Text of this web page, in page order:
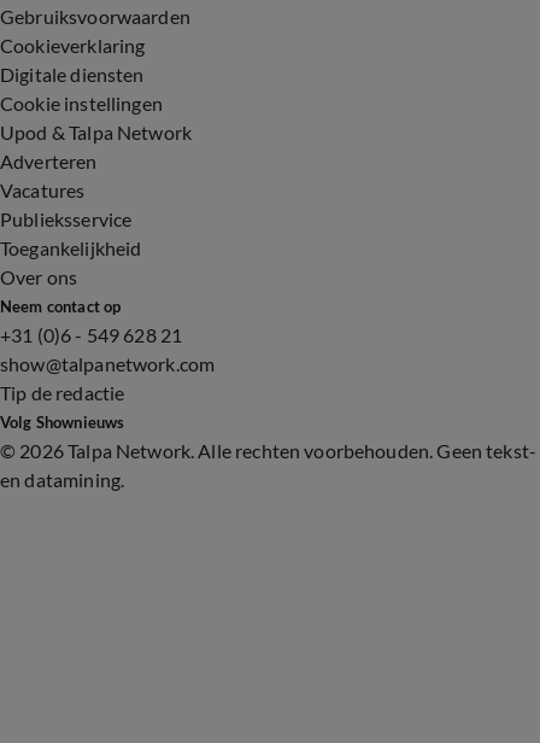
Gebruiksvoorwaarden
Cookieverklaring
Digitale diensten
Cookie instellingen
Upod & Talpa Network
Adverteren
Vacatures
Publieksservice
Toegankelijkheid
Over ons
Neem contact op
+31 (0)6 - 549 628 21
show@talpanetwork.com
Tip de redactie
Volg Shownieuws
© 2026 Talpa Network. Alle rechten voorbehouden. Geen tekst-
en datamining.